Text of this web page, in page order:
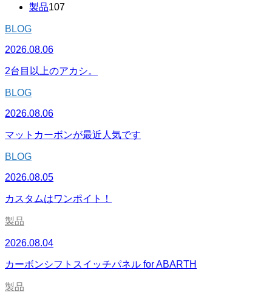
製品107
BLOG
2026.08.06
2台目以上のアカシ。
BLOG
2026.08.06
マットカーボンが最近人気です
BLOG
2026.08.05
カスタムはワンポイト！
製品
2026.08.04
カーボンシフトスイッチパネル for ABARTH
製品